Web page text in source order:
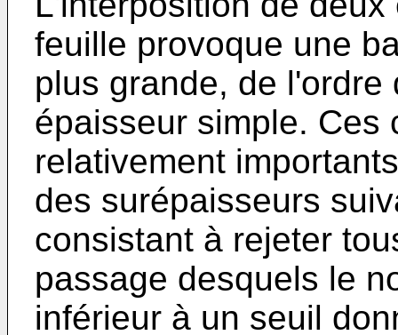
feuille provoque une
plus grande, de
épaisseur simple. Ces
relativement
des surépaisseurs
consistant à rejeter
passage desquels le
inférieur à un seuil